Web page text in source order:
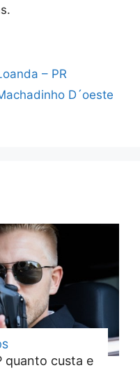
– PR
D´oeste
quanto custa e